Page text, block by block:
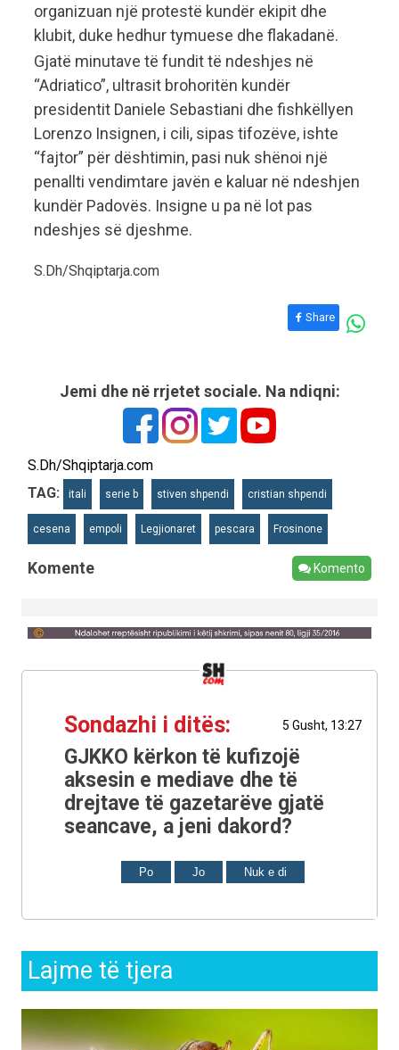
organizuan një protestë kundër ekipit dhe
klubit, duke hedhur tymuese dhe flakadanë.
Gjatë minutave të fundit të ndeshjes në
“Adriatico”, ultrasit brohoritën kundër
presidentit Daniele Sebastiani dhe fishkëllyen
Lorenzo Insignen, i cili, sipas tifozëve, ishte
“fajtor” për dështimin, pasi nuk shënoi një
penallti vendimtare javën e kaluar në ndeshjen
kundër Padovës. Insigne u pa në lot pas
ndeshjes së djeshme.
S.Dh/Shqiptarja.com
Share
Jemi dhe në rrjetet sociale. Na ndiqni:
S.Dh/Shqiptarja.com
TAG:
itali serie b stiven shpendi cristian shpendi
cesena empoli Legjionaret pescara Frosinone
Komente Komento
Sondazhi i ditës: 5 Gusht, 13:27
GJKKO kërkon të kufizojë
aksesin e mediave dhe të
drejtave të gazetarëve gjatë
seancave, a jeni dakord?
Po Jo Nuk e di
Lajme të tjera